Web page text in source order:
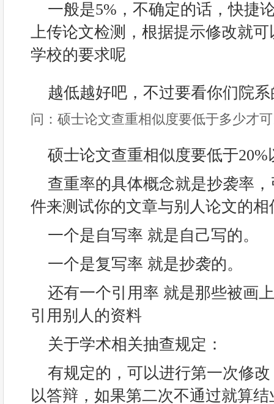
一般是5%，不确定的话，快捷
上传论文检测，根据提示修改就
学校的要求呢
越低越好吧，不过要看你们院
问：硕士论文查重相似度要低于多少才
硕士论文查重相似度要低于20%
查重率的具体概念就是抄袭率
件来测试你的文章与别人论文的
一个是自写率 就是自己写的。
一个是复写率 就是抄袭的。
还有一个引用率 就是那些被画
引用别人的资料
关于学术相关抽查规定：
有规定的，可以进行第一次修
以答辩，如果第二次不通过就算